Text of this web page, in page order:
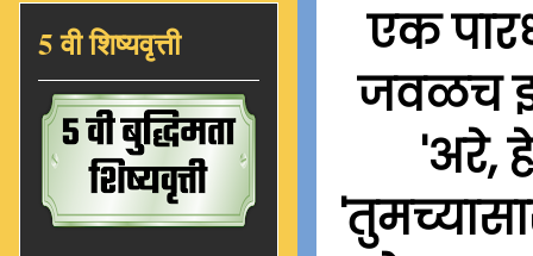
एक
जवळच
'अरे,
5 वी शिष्यवृत्ती